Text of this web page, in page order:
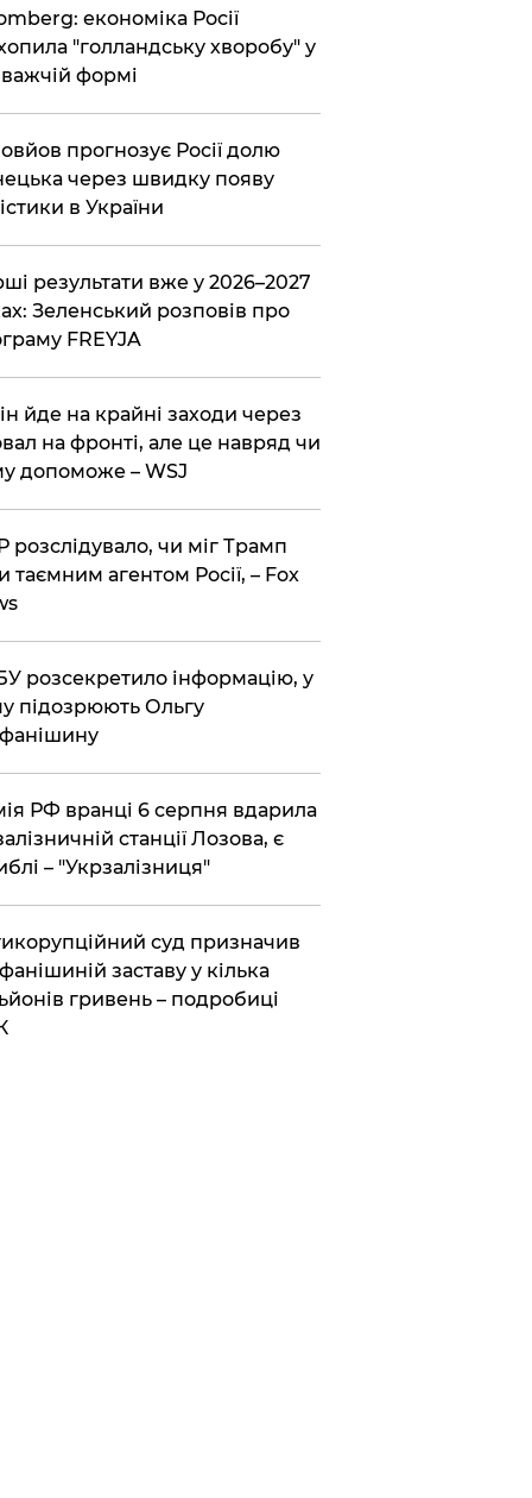
економіка Росії
"голландську хворобу" у
формі
прогнозує Росії долю
через швидку появу
в України
результати вже у 2026–2027
Зеленський розповів про
FREYJA
йде на крайні заходи через
на фронті, але це навряд чи
допоможе – WSJ
розслідувало, чи міг Трамп
таємним агентом Росії, – Fox
розсекретило інформацію, у
підозрюють Ольгу
РФ вранці 6 серпня вдарила
станції Лозова, є
– "Укрзалізниця"
суд призначив
заставу у кілька
гривень – подробиці